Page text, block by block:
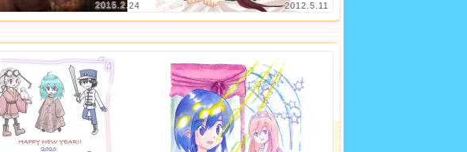
2015.2.24 2012.5.11